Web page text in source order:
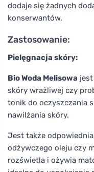
dodaje się żadnych
konserwantów.
Zastosowanie:
Pielęgnacja skóry:
Bio Woda Melisowa
skóry wrażliwej czy
tonik do oczyszczania
nawilżania skóry.
Jest także odpowiednia
odżywczego oleju czy
rozświetla i ożywia